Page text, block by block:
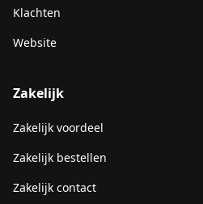
Klachten
Website
Zakelijk
Zakelijk voordeel
Zakelijk bestellen
Zakelijk contact